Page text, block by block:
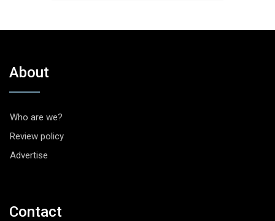
About
Who are we?
Review policy
Advertise
Contact